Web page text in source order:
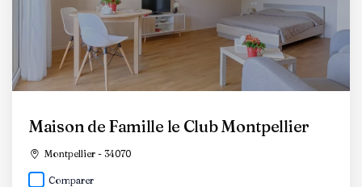
Maison de Famille le Club Montpellier
Montpellier - 34070
Comparer